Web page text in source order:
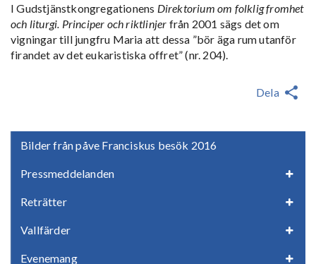
Bilder från påve Franciskus besök 2016
Pressmeddelanden
Reträtter
Vallfärder
Evenemang
I Gudstjänstkongregationens Direktorium om folklig fromhet
och liturgi. Principer och riktlinjer från 2001 sägs det om
vigningar till jungfru Maria att dessa ”bör äga rum utanför
firandet av det eukaristiska offret” (nr. 204).
Dela